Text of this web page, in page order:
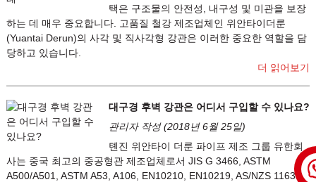
택은 구조물의 안전성, 내구성 및 미관을 보장
하는 데 매우 중요합니다. 고품질 철강 제조업체인 위안타이더룬
(Yuantai Derun)의 사각 및 직사각형 강관은 이러한 중요한 역할을 담
당하고 있습니다.
더 읽어보기
대구경 후벽 강관은 어디서 구입할 수 있나요?
관리자 작성 (2018년 6월 25일)
톈진 위안타이 더룬 파이프 제조 그룹 유한회
사는 중국 최고의 중공형관 제조업체로서 JIS G 3466, ASTM
A500/A501, ASTM A53, A106, EN10210, EN10219, AS/NZS 1163 표